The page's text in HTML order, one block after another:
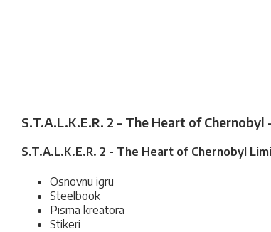
S.T.A.L.K.E.R. 2 - The Heart of
S.T.A.L.K.E.R. 2 - The Heart of Chernobyl
Osnovnu igru
Steelbook
Pisma kreatora
Stikeri